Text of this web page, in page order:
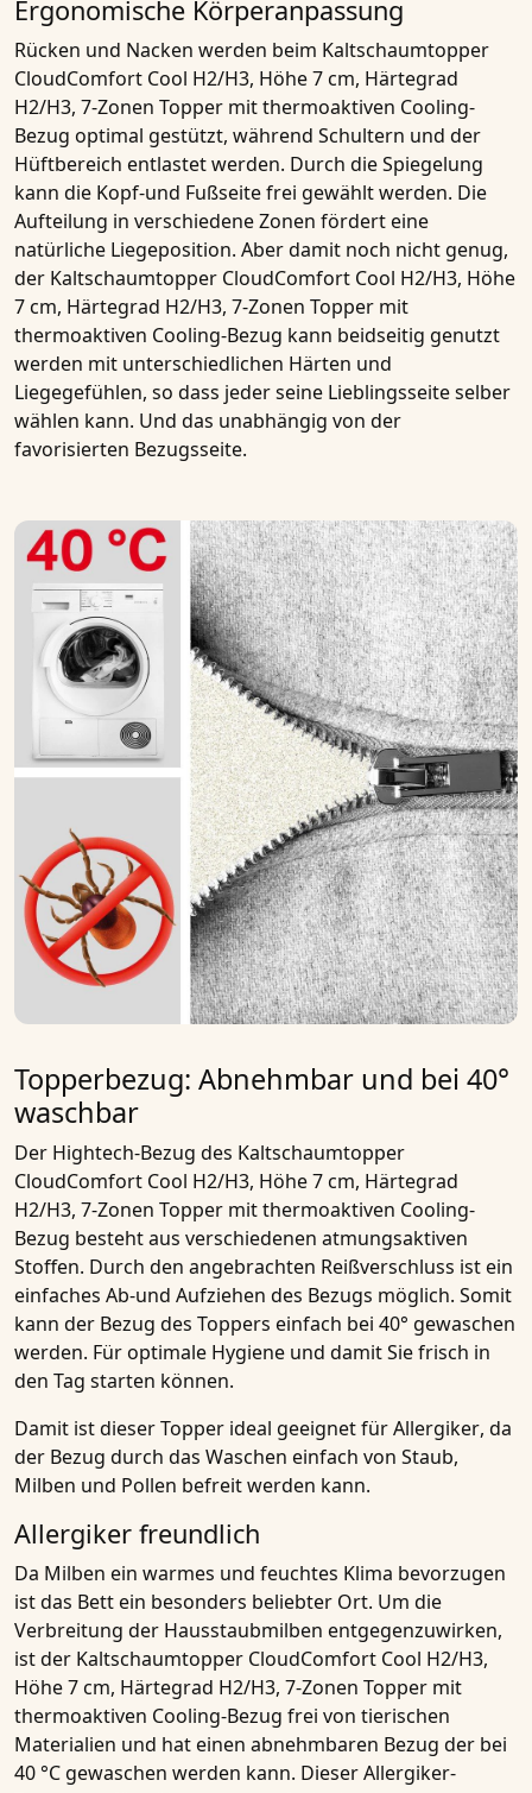
Ergonomische Körperanpassung
Rücken und Nacken werden beim Kaltschaumtopper
CloudComfort Cool H2/H3, Höhe 7 cm, Härtegrad
H2/H3, 7-Zonen Topper mit thermoaktiven Cooling-
Bezug optimal gestützt, während Schultern und der
Hüftbereich entlastet werden. Durch die Spiegelung
kann die Kopf-und Fußseite frei gewählt werden. Die
Aufteilung in verschiedene Zonen fördert eine
natürliche Liegeposition. Aber damit noch nicht genug,
der Kaltschaumtopper CloudComfort Cool H2/H3, Höhe
7 cm, Härtegrad H2/H3, 7-Zonen Topper mit
thermoaktiven Cooling-Bezug kann beidseitig genutzt
werden mit unterschiedlichen Härten und
Liegegefühlen, so dass jeder seine Lieblingsseite selber
wählen kann. Und das unabhängig von der
favorisierten Bezugsseite.
Topperbezug: Abnehmbar und bei 40°
waschbar
Der Hightech-Bezug des Kaltschaumtopper
CloudComfort Cool H2/H3, Höhe 7 cm, Härtegrad
H2/H3, 7-Zonen Topper mit thermoaktiven Cooling-
Bezug besteht aus verschiedenen atmungsaktiven
Stoffen. Durch den angebrachten Reißverschluss ist ein
einfaches Ab-und Aufziehen des Bezugs möglich. Somit
kann der Bezug des Toppers einfach bei 40° gewaschen
werden. Für optimale Hygiene und damit Sie frisch in
den Tag starten können.
Damit ist dieserTopper ideal geeignet für Allergiker, da
der Bezug durch das Waschen einfach von Staub,
Milben und Pollen befreit werden kann.
Allergiker freundlich
Da Milben ein warmes und feuchtes Klima bevorzugen
ist das Bett ein besonders beliebter Ort. Um die
Verbreitung der Hausstaubmilben entgegenzuwirken,
ist der Kaltschaumtopper CloudComfort Cool H2/H3,
Höhe 7 cm, Härtegrad H2/H3, 7-Zonen Topper mit
thermoaktiven Cooling-Bezug frei von tierischen
Materialien und hat einen abnehmbaren Bezug der bei
40 °C gewaschen werden kann. DieserAllergiker-